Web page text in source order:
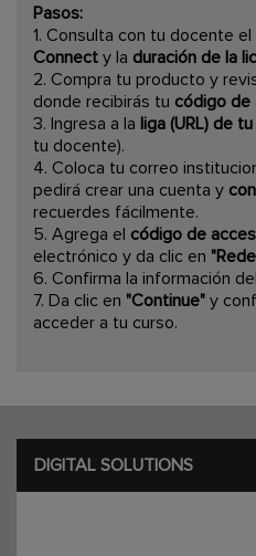
Pasos:
1. Consulta con tu docente el
Connect y la duración de la
2. Compra tu producto y
donde recibirás tu código de
3. Ingresa a la liga (URL) de
tu docente).
4. Coloca tu correo
pedirá crear una cuenta y
recuerdes fácilmente.
5. Agrega el código de
electrónico y da clic en
6. Confirma la información
7. Da clic en "Continue" y
acceder a tu curso.
DIGITAL SOLUTIONS